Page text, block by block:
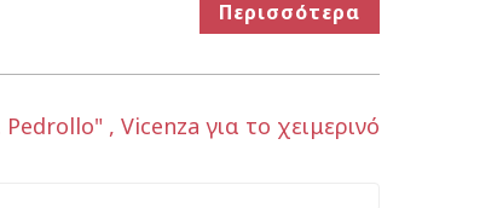
Περισσότερα
, Vicenza για το χειμερινό